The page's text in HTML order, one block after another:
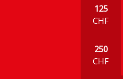
125
CHF
250
CHF